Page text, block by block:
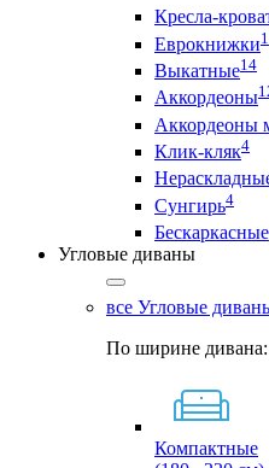
Кресла-
Еврокнижки1
Выкатные14
Аккордеоны
Аккордеоны
Клик-кляк4
Сунгирь4
Бескаркасные
Угловые диваны
все Угловые
По ширине дивана:
Компактные